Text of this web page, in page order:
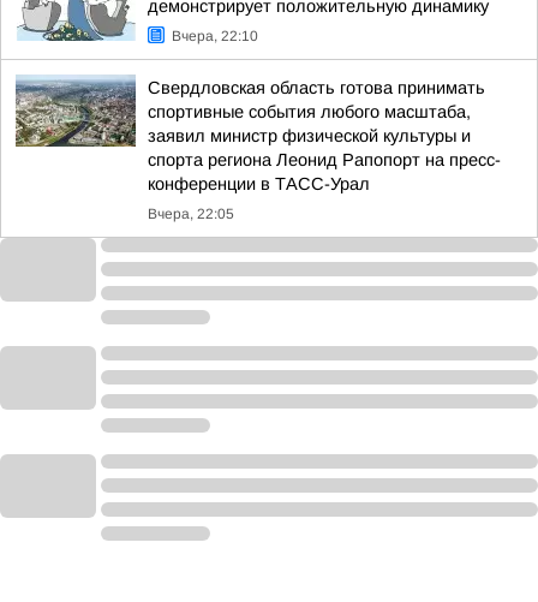
демонстрирует положительную динамику
Вчера, 22:10
Свердловская область готова принимать
спортивные события любого масштаба,
заявил министр физической культуры и
спорта региона Леонид Рапопорт на пресс-
конференции в ТАСС-Урал
Вчера, 22:05